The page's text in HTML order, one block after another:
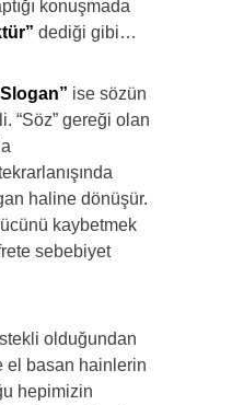
konuşmada
dediği gibi…
ise sözün
“Söz” gereği olan
haline dönüşür.
kaybetmek
sebebiyet
olduğundan
el basan hainlerin
hepimizin